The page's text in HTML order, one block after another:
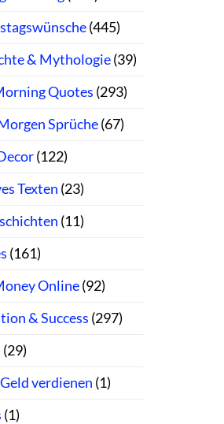
(445)
& Mythologie(39)
Quotes (293)
Sprüche(67)
(122)
Texten (23)
(11)
(161)
Online(92)
& Success (297)
(29)
verdienen (1)
(1)